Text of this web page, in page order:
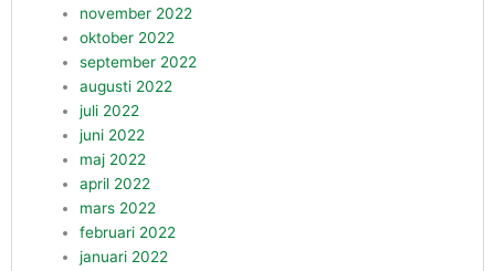
november 2022
oktober 2022
september 2022
augusti 2022
juli 2022
juni 2022
maj 2022
april 2022
mars 2022
februari 2022
januari 2022